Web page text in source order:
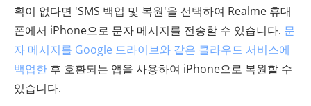
획이 없다면 'SMS 백업 및 복원'을 선택하여 Realme 휴대
폰에서 iPhone으로 문자 메시지를 전송할 수 있습니다. 문
자 메시지를 Google 드라이브와 같은 클라우드 서비스에
백업한 후 호환되는 앱을 사용하여 iPhone으로 복원할 수
있습니다.